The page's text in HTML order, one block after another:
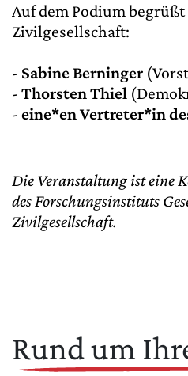
Auf dem Podium
Zivilgesellschaft:
- Sabine Berninger
- Thorsten Thiel
- eine*en Vertreter*in
Die Veranstaltung ist eine
des Forschungsinstituts
Zivilgesellschaft.
Rund um